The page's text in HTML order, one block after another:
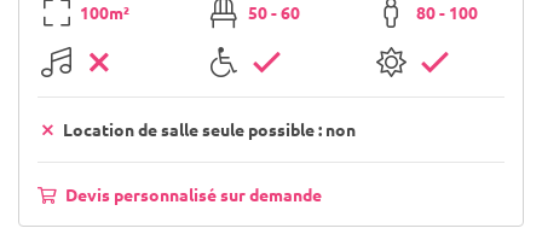
100m² 50 - 60 80 - 100
Location de salle seule possible : non
Devis personnalisé sur demande